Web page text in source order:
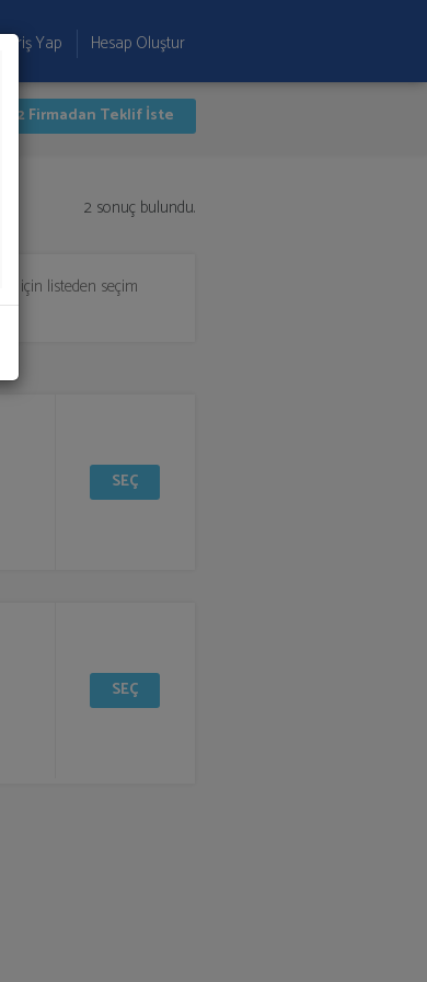
Giriş Yap Hesap Oluştur
İlk 2 Firmadan Teklif İste
2 sonuç bulundu.
için listeden seçim
SEÇ
SEÇ